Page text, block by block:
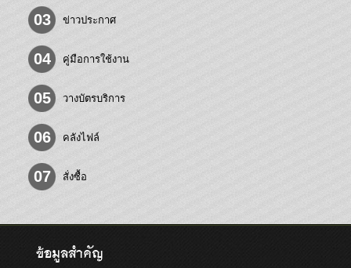
03 ข่าวประกาศ
04 คู่มือการใช้งาน
05 วางบัตรบริการ
06 คลังไฟล์
07 สั่งซื้อ
ข้อมูลสำคัญ